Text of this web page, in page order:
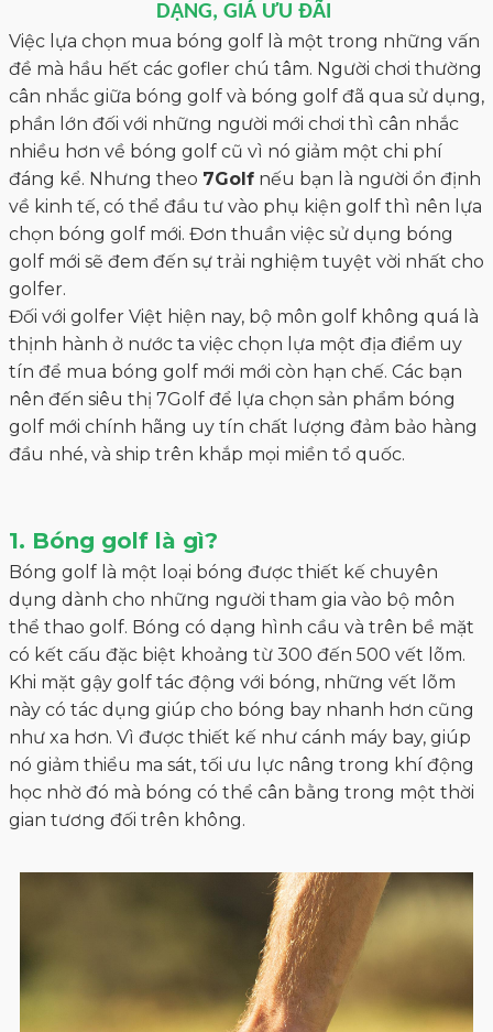
DẠNG, GIÁ ƯU ĐÃI
Việc lựa chọn mua bóng golf là một trong những vấn
đề mà hầu hết các gofler chú tâm. Người chơi thường
cân nhắc giữa bóng golf và bóng golf đã qua sử dụng,
phần lớn đối với những người mới chơi thì cân nhắc
nhiều hơn về bóng golf cũ vì nó giảm một chi phí
đáng kể. Nhưng theo 7Golf nếu bạn là người ổn định
về kinh tế, có thể đầu tư vào phụ kiện golf thì nên lựa
chọn bóng golf mới. Đơn thuần việc sử dụng bóng
golf mới sẽ đem đến sự trải nghiệm tuyệt vời nhất cho
golfer.
Đối với golfer Việt hiện nay, bộ môn golf không quá là
thịnh hành ở nước ta việc chọn lựa một địa điểm uy
tín để mua bóng golf mới mới còn hạn chế. Các bạn
nên đến siêu thị 7Golf để lựa chọn sản phẩm bóng
golf mới chính hãng uy tín chất lượng đảm bảo hàng
đầu nhé, và ship trên khắp mọi miền tổ quốc.
1. Bóng golf là gì?
Bóng golf là một loại bóng được thiết kế chuyên
dụng dành cho những người tham gia vào bộ môn
thể thao golf. Bóng có dạng hình cầu và trên bề mặt
có kết cấu đặc biệt khoảng từ 300 đến 500 vết lõm.
Khi mặt gậy golf tác động với bóng, những vết lõm
này có tác dụng giúp cho bóng bay nhanh hơn cũng
như xa hơn. Vì được thiết kế như cánh máy bay, giúp
nó giảm thiểu ma sát, tối ưu lực nâng trong khí động
học nhờ đó mà bóng có thể cân bằng trong một thời
gian tương đối trên không.